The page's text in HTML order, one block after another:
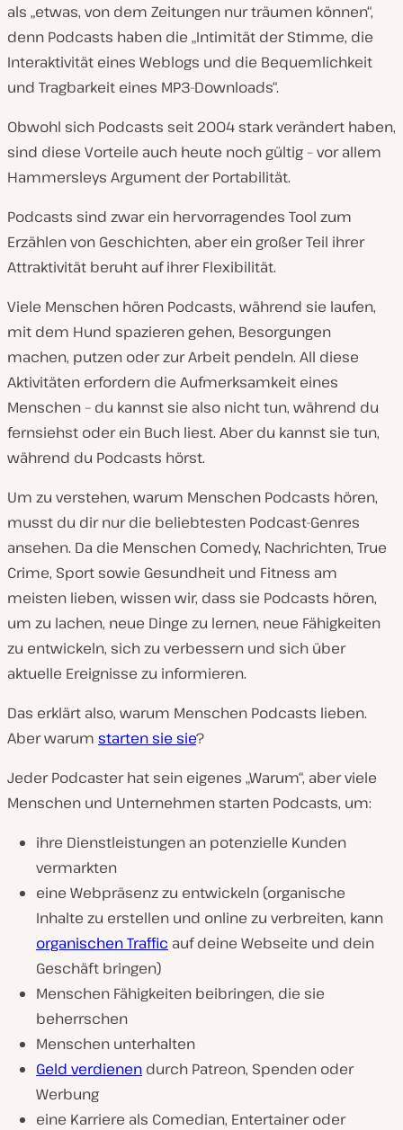
als „etwas, von dem Zeitungen nur träumen können“,
denn Podcasts haben die „Intimität der Stimme, die
Interaktivität eines Weblogs und die Bequemlichkeit
und Tragbarkeit eines MP3-Downloads“.
Obwohl sich Podcasts seit 2004 stark verändert haben,
sind diese Vorteile auch heute noch gültig – vor allem
Hammersleys Argument der Portabilität.
Podcasts sind zwar ein hervorragendes Tool zum
Erzählen von Geschichten, aber ein großer Teil ihrer
Attraktivität beruht auf ihrer Flexibilität.
Viele Menschen hören Podcasts, während sie laufen,
mit dem Hund spazieren gehen, Besorgungen
machen, putzen oder zur Arbeit pendeln. All diese
Aktivitäten erfordern die Aufmerksamkeit eines
Menschen – du kannst sie also nicht tun, während du
fernsiehst oder ein Buch liest. Aber du kannst sie tun,
während du Podcasts hörst.
Um zu verstehen, warum Menschen Podcasts hören,
musst du dir nur die beliebtesten Podcast-Genres
ansehen. Da die Menschen Comedy, Nachrichten, True
Crime, Sport sowie Gesundheit und Fitness am
meisten lieben, wissen wir, dass sie Podcasts hören,
um zu lachen, neue Dinge zu lernen, neue Fähigkeiten
zu entwickeln, sich zu verbessern und sich über
aktuelle Ereignisse zu informieren.
Das erklärt also, warum Menschen Podcasts lieben.
Aber warum starten sie sie?
Jeder Podcaster hat sein eigenes „Warum“, aber viele
Menschen und Unternehmen starten Podcasts, um:
ihre Dienstleistungen an potenzielle Kunden
vermarkten
eine Webpräsenz zu entwickeln (organische
Inhalte zu erstellen und online zu verbreiten, kann
organischen Traffic auf deine Webseite und dein
Geschäft bringen)
Menschen Fähigkeiten beibringen, die sie
beherrschen
Menschen unterhalten
Geld verdienen durch Patreon, Spenden oder
Werbung
eine Karriere als Comedian, Entertainer oder